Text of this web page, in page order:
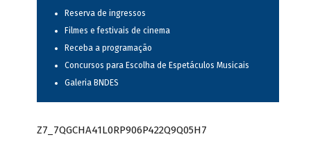
Reserva de ingressos
Filmes e festivais de cinema
Receba a programação
Concursos para Escolha de Espetáculos Musicais
Galeria BNDES
Z7_7QGCHA41L0RP906P422Q9Q05H7